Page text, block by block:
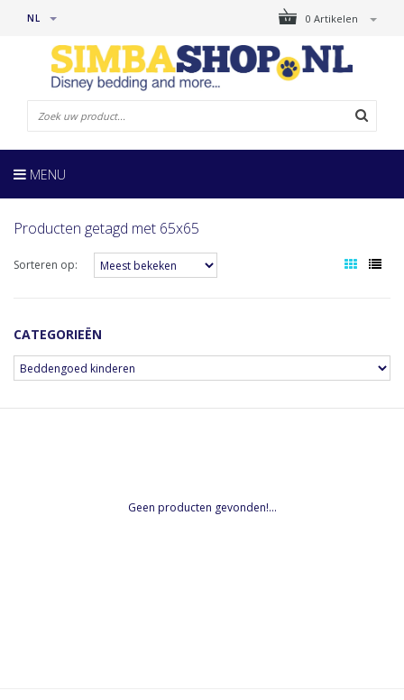
0 Artikelen
NL
MENU
Producten getagd met 65x65
Sorteren op:
CATEGORIEËN
Geen producten gevonden!...